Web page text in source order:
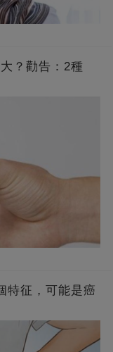
？勸告：2種
特征，可能是癌